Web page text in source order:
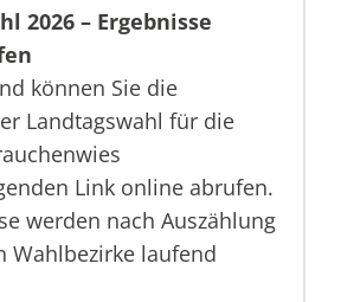
2026 – Ergebnisse
können Sie die
Landtagswahl für die
Link online abrufen.
werden nach Auszählung
Wahlbezirke laufend